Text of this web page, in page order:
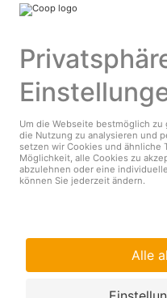
Hello Family Club
Folgen Sie uns